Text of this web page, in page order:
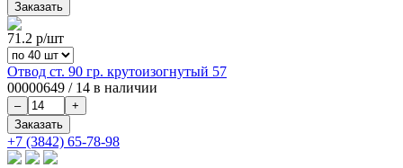
71.2 р/шт
Отвод ст. 90 гр. крутоизогнутый 57
00000649 / 14 в наличии
+7 (3842) 65-78-98